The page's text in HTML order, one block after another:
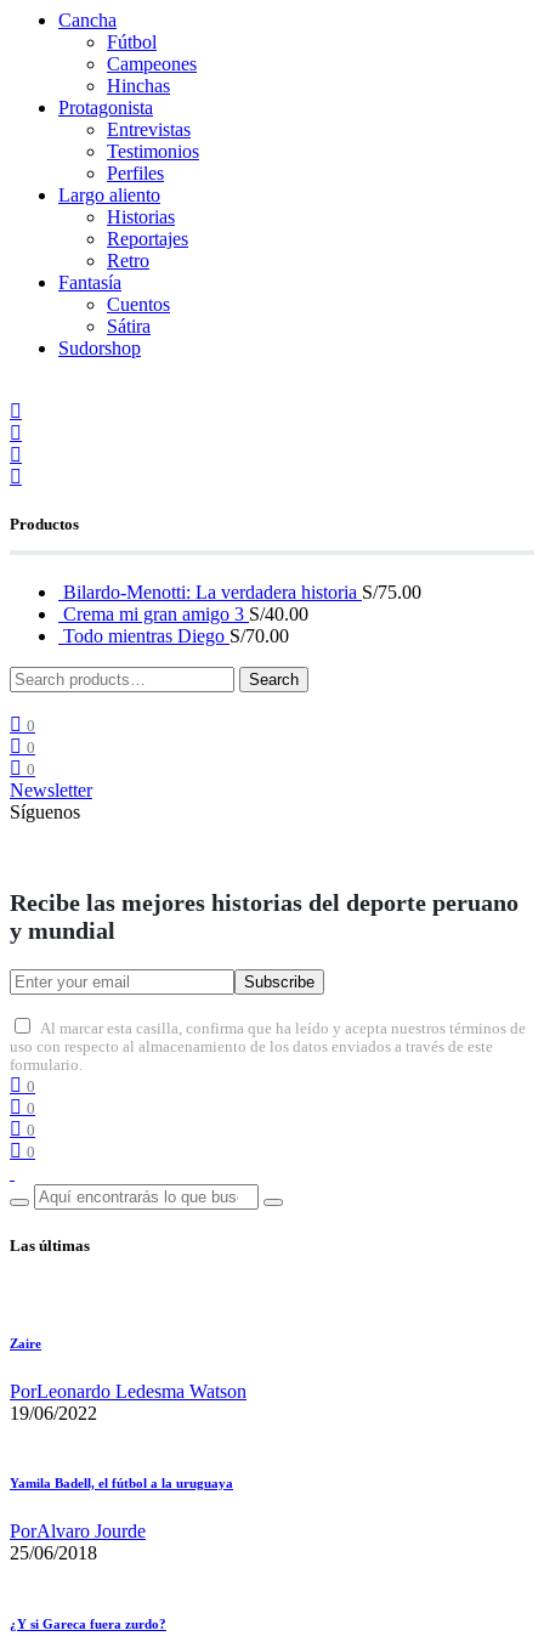
Cancha
Fútbol
Campeones
Hinchas
Protagonista
Entrevistas
Testimonios
Perfiles
Largo aliento
Historias
Reportajes
Retro
Fantasía
Cuentos
Sátira
Sudorshop
Productos
Bilardo-Menotti: La verdadera historia S/75.00
Crema mi gran amigo 3 S/40.00
Todo mientras Diego S/70.00
Search
for:
Search
0
0
0
Newsletter
Síguenos
Recibe las mejores historias del deporte peruano
y mundial
Subscribe
Al marcar esta casilla, confirma que ha leído y acepta nuestros términos de
uso con respecto al almacenamiento de los datos enviados a través de este
formulario.
0
0
0
0
Las últimas
Zaire
PorLeonardo Ledesma Watson
19/06/2022
Yamila Badell, el fútbol a la uruguaya
PorAlvaro Jourde
25/06/2018
¿Y si Gareca fuera zurdo?